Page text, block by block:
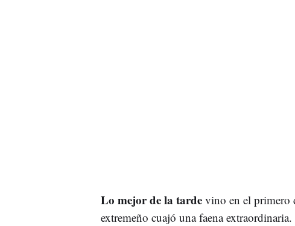
Lo mejor de la tardevino en el primero
extremeño cuajó una faena